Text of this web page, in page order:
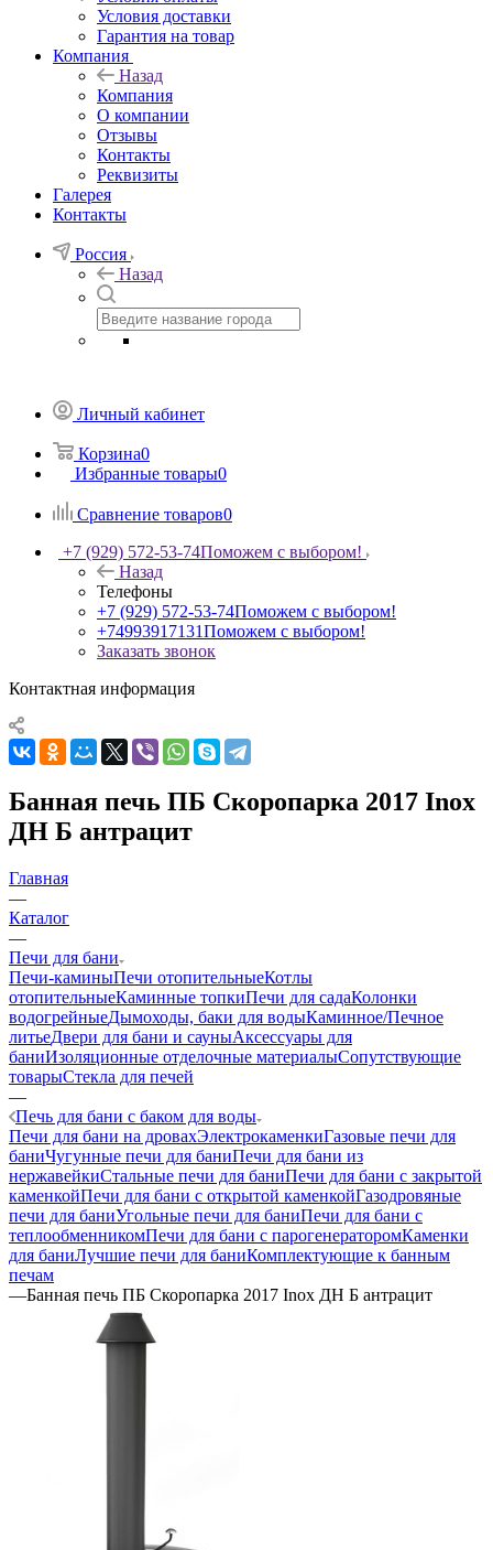
Условия доставки
Гарантия на товар
Компания
Назад
Компания
О компании
Отзывы
Контакты
Реквизиты
Галерея
Контакты
Россия
Назад
Личный кабинет
Корзина0
Избранные товары0
Сравнение товаров0
+7 (929) 572-53-74Поможем с выбором!
Назад
Телефоны
+7 (929) 572-53-74Поможем с выбором!
+74993917131Поможем с выбором!
Заказать звонок
Контактная информация
Банная печь ПБ Скоропарка 2017 Inox
ДН Б антрацит
Главная
—
Каталог
—
Печи для бани
Печи-каминыПечи отопительныеКотлы
отопительныеКаминные топкиПечи для садаКолонки
водогрейныеДымоходы, баки для водыКаминное/Печное
литьеДвери для бани и сауныАксессуары для
баниИзоляционные отделочные материалыСопутствующие
товарыСтекла для печей
—
Печь для бани с баком для воды
Печи для бани на дровахЭлектрокаменкиГазовые печи для
баниЧугунные печи для баниПечи для бани из
нержавейкиСтальные печи для баниПечи для бани с закрытой
каменкойПечи для бани с открытой каменкойГазодровяные
печи для баниУгольные печи для баниПечи для бани с
теплообменникомПечи для бани с парогенераторомКаменки
для баниЛучшие печи для баниКомплектующие к банным
печам
—Банная печь ПБ Скоропарка 2017 Inox ДН Б антрацит